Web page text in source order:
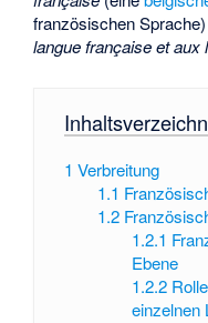
französischen
langue française et aux
1 Verbreitung
1.1
1.2
1.2.1
Ebene
1.2.2
einzelnen